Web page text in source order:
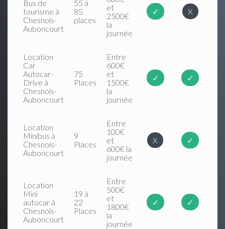
Bus de
tourisme à
Chesnois-
Auboncourt
55 à
85
places
et
2500€
la
journée
✓ X
Location
Car
Autocar-
Drive à
Chesnois-
Auboncourt
75
Places
Entre
600€
et
1500€
la
journée
✓ ✓
Location
Minibus à
Chesnois-
Auboncourt
9
Places
Entre
100€
et
600€ la
journée
X ✓
Location
Mini
autocar à
Chesnois-
Auboncourt
19 à
22
Places
Entre
500€
et
1800€
la
journée
✓ ✓